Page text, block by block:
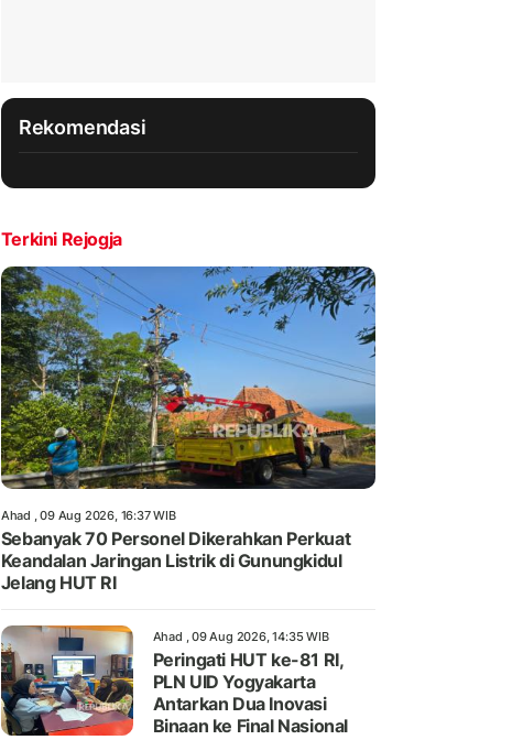
Rekomendasi
Terkini Rejogja
Ahad , 09 Aug 2026, 16:37 WIB
Sebanyak 70 Personel Dikerahkan Perkuat
Keandalan Jaringan Listrik di Gunungkidul
Jelang HUT RI
Ahad , 09 Aug 2026, 14:35 WIB
Peringati HUT ke-81 RI,
PLN UID Yogyakarta
Antarkan Dua Inovasi
Binaan ke Final Nasional